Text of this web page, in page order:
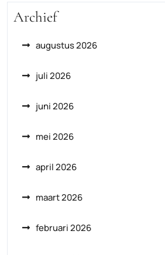
Archief
augustus 2026
juli 2026
juni 2026
mei 2026
april 2026
maart 2026
februari 2026